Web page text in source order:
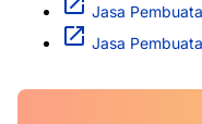
Jasa
Jasa